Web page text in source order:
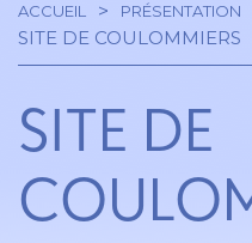
principale
Fil
d'Ariane
ACCUEIL PRÉSENTATION
SITE DE COULOMMIERS
SITE DE